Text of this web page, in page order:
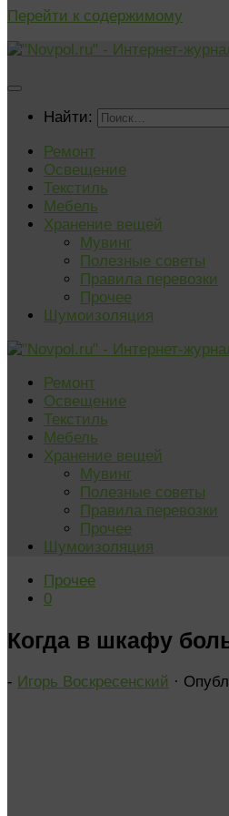
Перейти к содержимому
Найти:
Ремонт
Освещение
Текстиль
Мебель
Хранение вещей
Мувинг
Полезные советы
Правила перевозки
Прочее
Шумоизоляция
Ремонт
Освещение
Текстиль
Мебель
Хранение вещей
Мувинг
Полезные советы
Правила перевозки
Прочее
Шумоизоляция
Прочее
0
Когда в шкафу
- Игорь Воскресенский ·